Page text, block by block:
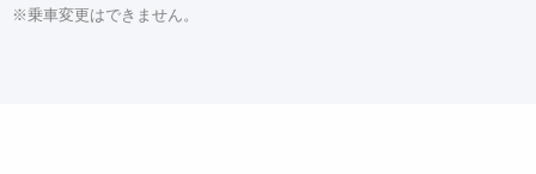
※乗車変更はできません。